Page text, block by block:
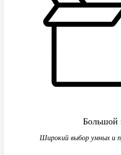
Большой
Широкий выбор умных и